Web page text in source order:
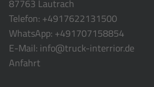
87763 Lautrach
Telefon: +4917622131500
WhatsApp: +491707158854
E-Mail: info@truck-interrior.de
Anfahrt